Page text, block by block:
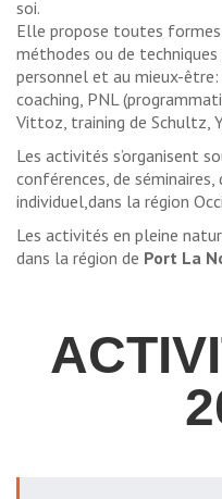
soi.
Elle propose toutes formes
méthodes ou de
personnel et au mieux-
coaching, PNL
Vittoz, training de Schultz,
Les activités s’organisent
conférences, de
individuel,dans la région
Les activités en pleine
dans la région de Port La